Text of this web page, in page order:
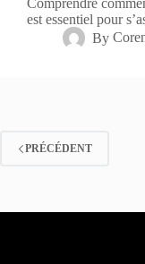
Comprendre
est essentiel pour
By
PRÉCÉDENT